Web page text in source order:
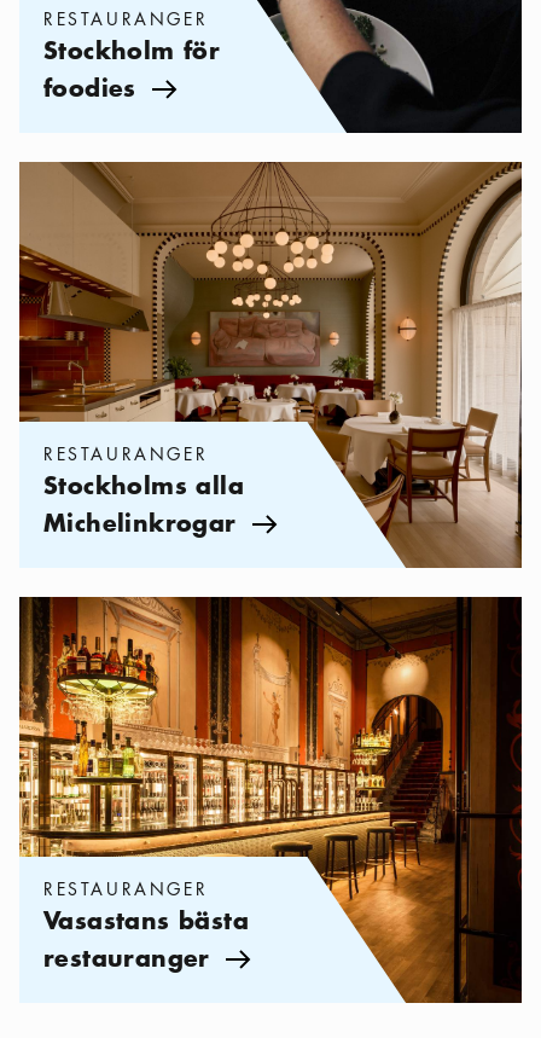
RESTAURANGER
Stockholm för
foodies Pil ikon
Kategorier:Restauranger Stockholms alla Michelinkrogar
RESTAURANGER
Stockholms alla
Michelinkrogar Pil ikon
Kategorier:Restauranger Vasastans bästa restauranger
RESTAURANGER
Vasastans bästa
restauranger Pil ikon